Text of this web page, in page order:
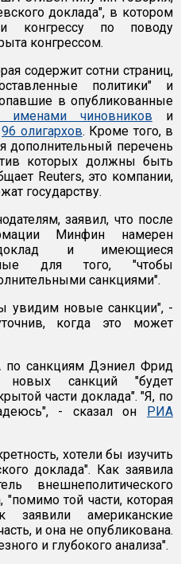
доклада", в котором
конгрессу по поводу
конгрессом.
содержит сотни страниц,
политики" и
в опубликованные
именами чиновников и
96 олигархов. Кроме того, в
дополнительный перечень
которых должны быть
Reuters, это компании,
государству.
заявил, что после
Минфин намерен
и имеющиеся
для того, "чтобы
санкциями".
новые санкции", -
когда это может
санкциям Дэниел Фрид
новых санкций "будет
части доклада". "Я, по
- сказал он РИА
хотели бы изучить
доклада". Как заявила
внешнеполитического
той части, которая
заявили американские
и она не опубликована.
и глубокого анализа".